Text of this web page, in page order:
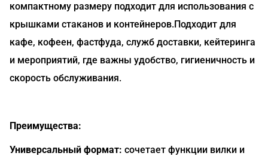
компактному размеру подходит для использования с
крышками стаканов и контейнеров.Подходит для
кафе, кофеен, фастфуда, служб доставки, кейтеринга
и мероприятий, где важны удобство, гигиеничность и
скорость обслуживания.
Преимущества:
Универсальный формат: сочетает функции вилки и